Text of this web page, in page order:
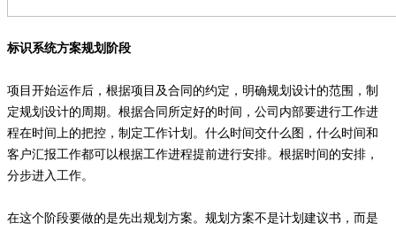
标识系统方案规划阶段
项目开始运作后，根据项目及合同的约定，明确规划设计的范围，制
定规划设计的周期。根据合同所定好的时间，公司内部要进行工作进
程在时间上的把控，制定工作计划。什么时间交什么图，什么时间和
客户汇报工作都可以根据工作进程提前进行安排。根据时间的安排，
分步进入工作。
在这个阶段要做的是先出规划方案。规划方案不是计划建议书，而是